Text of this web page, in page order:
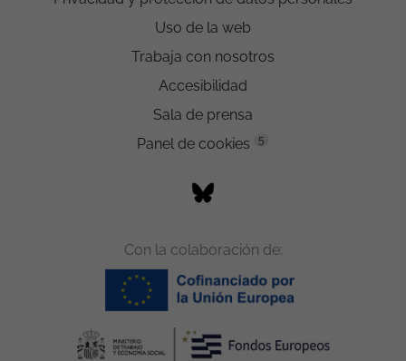
Uso de la web
Trabaja con nosotros
Accesibilidad
Sala de prensa
Panel de cookies
5
Con la colaboración de: